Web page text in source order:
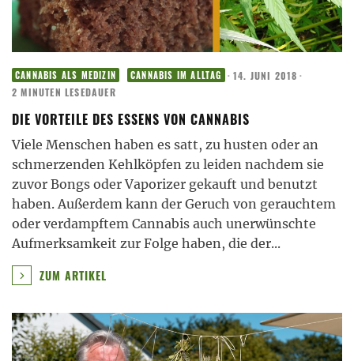
CANNABIS ALS MEDIZIN CANNABIS IM ALLTAG · 14. JUNI 2018 ·
2 MINUTEN LESEDAUER
DIE VORTEILE DES ESSENS VON CANNABIS
Viele Menschen haben es satt, zu husten oder an
schmerzenden Kehlköpfen zu leiden nachdem sie
zuvor Bongs oder Vaporizer gekauft und benutzt
haben. Außerdem kann der Geruch von gerauchtem
oder verdampftem Cannabis auch unerwünschte
Aufmerksamkeit zur Folge haben, die der...
ZUM ARTIKEL